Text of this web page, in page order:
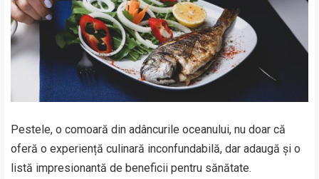
Pestele, o comoară din adâncurile oceanului, nu doar că
oferă o experiență culinară inconfundabilă, dar adaugă și o
listă impresionantă de beneficii pentru sănătate.